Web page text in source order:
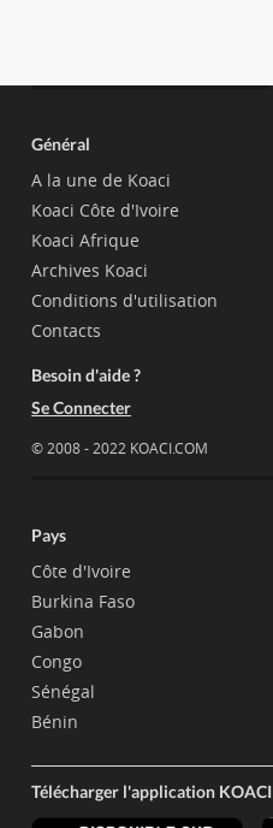
Général
A la une de Koaci
Koaci Côte d'Ivoire
Koaci Afrique
Archives Koaci
Conditions d'utilisation
Contacts
Besoin d'aide ?
Se Connecter
© 2008 - 2022 KOACI.COM
Pays
Côte d'Ivoire
Burkina Faso
Gabon
Congo
Sénégal
Bénin
Télécharger l'application KOACI